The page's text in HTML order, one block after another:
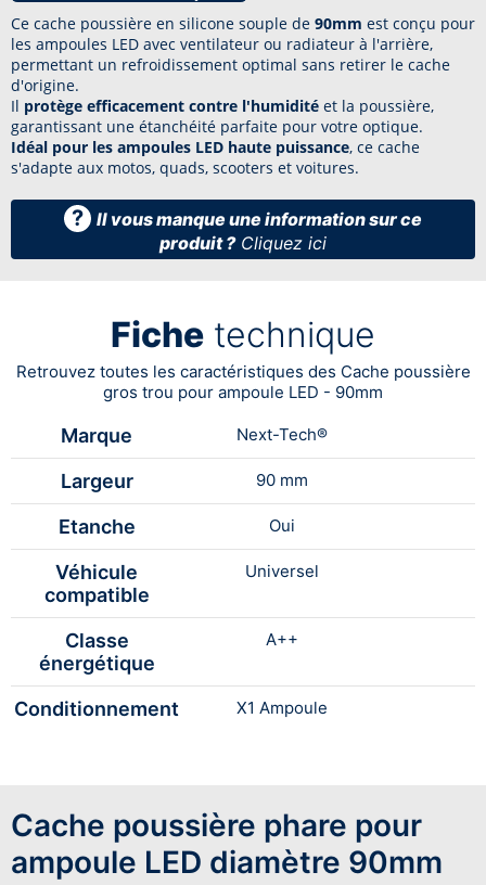
Ce cache poussière en silicone souple de 90mm est conçu pour
les ampoules LED avec ventilateur ou radiateur à l'arrière,
permettant un refroidissement optimal sans retirer le cache
d'origine.
Il protège efficacement contre l'humidité et la poussière,
garantissant une étanchéité parfaite pour votre optique.
Idéal pour les ampoules LED haute puissance, ce cache
s'adapte aux motos, quads, scooters et voitures.
? Il vous manque une information sur ce
produit ? Cliquez ici
Fiche technique
Retrouvez toutes les caractéristiques des Cache poussière
gros trou pour ampoule LED - 90mm
Marque Next-Tech®
Largeur 90 mm
Etanche Oui
Véhicule
compatible
Universel
Classe
énergétique
A++
Conditionnement X1 Ampoule
Cache poussière phare pour
ampoule LED diamètre 90mm